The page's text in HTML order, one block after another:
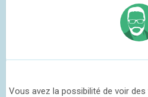
Vous avez la possibilité de voir